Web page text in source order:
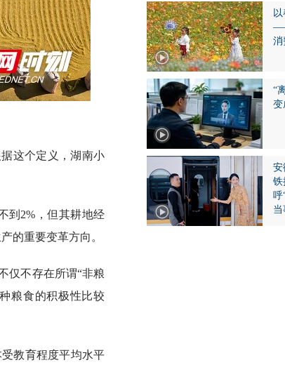
这个定义，湖南小
到2%，但其耕地经
的重要变革方向。
仅不存在所谓“非粮
粮食的积极性比较
教育程度平均水平
消
“
变
安
铁
呼